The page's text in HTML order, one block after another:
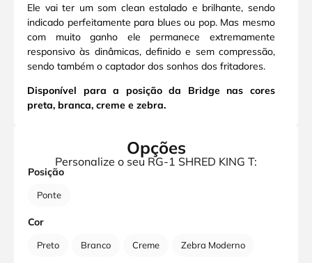
Ele vai ter um som clean estalado e brilhante, sendo
indicado perfeitamente para blues ou pop. Mas mesmo
com muito ganho ele permanece extremamente
responsivo às dinâmicas, definido e sem compressão,
sendo também o captador dos sonhos dos fritadores.
Disponível para a posição da Bridge nas cores
preta, branca, creme e zebra.
Opções
Personalize o seu RG-1 SHRED KING T:
Posição
Ponte
Cor
Preto Branco Creme Zebra Moderno